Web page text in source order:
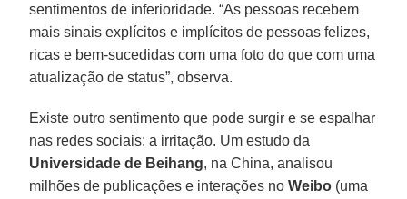
sentimentos de inferioridade. “As pessoas recebem
mais sinais explícitos e implícitos de pessoas felizes,
ricas e bem-sucedidas com uma foto do que com uma
atualização de status”, observa.
Existe outro sentimento que pode surgir e se espalhar
nas redes sociais: a irritação. Um estudo da
Universidade de Beihang, na China, analisou
milhões de publicações e interações noWeibo (uma